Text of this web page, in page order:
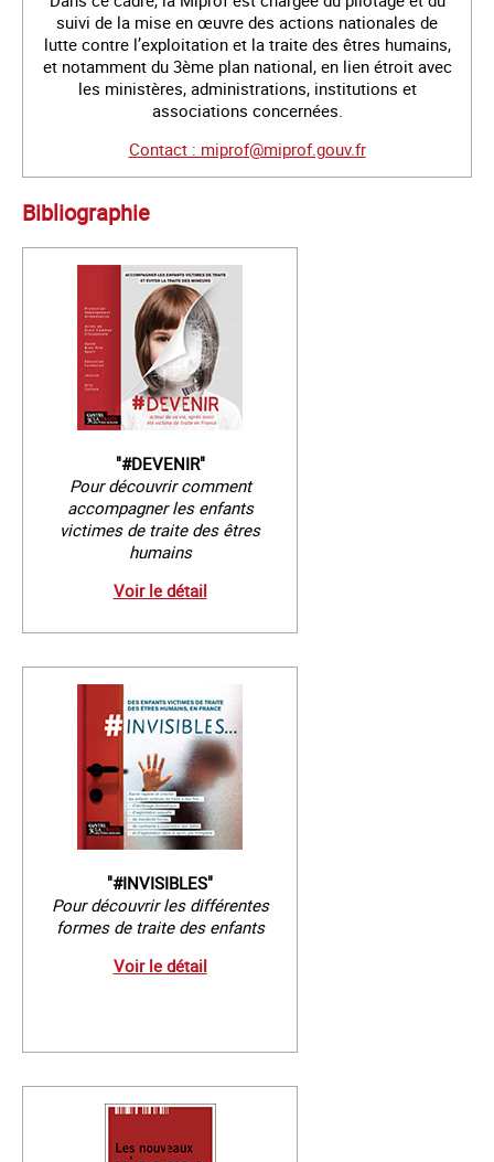
suivi de la mise en œuvre des actions nationales de
lutte contre l’exploitation et la traite des êtres humains,
et notamment du 3ème plan national, en lien étroit avec
les ministères, administrations, institutions et
associations concernées.
Contact : miprof@miprof.gouv.fr
Bibliographie
"#DEVENIR"
Pour découvrir comment
accompagner les enfants
victimes de traite des êtres
humains
Voir le détail
"#INVISIBLES"
Pour découvrir les différentes
formes de traite des enfants
Voir le détail